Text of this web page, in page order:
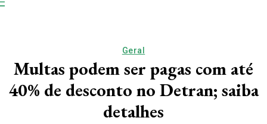
Geral
Multas podem ser pagas com até
40% de desconto no Detran; saiba
detalhes